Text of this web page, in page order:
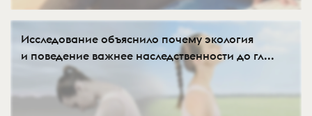
Исследование объяснило почему экология
и поведение важнее наследственности до гл...